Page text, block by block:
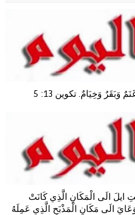
وَخِيَامٌ. تكوين 13: 5
ايلَ الَى الْمَكَانِ الَّذِي كَانَتْ
الَى مَكَانِ الْمَذْبَحِ الَّذِي عَمِلَهُ